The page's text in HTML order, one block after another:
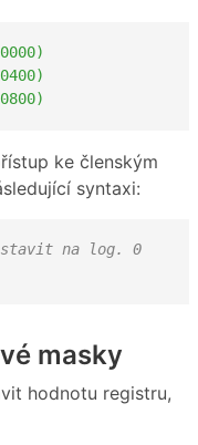
ke členským
syntaxi:
na log. 0
masky
hodnotu registru,